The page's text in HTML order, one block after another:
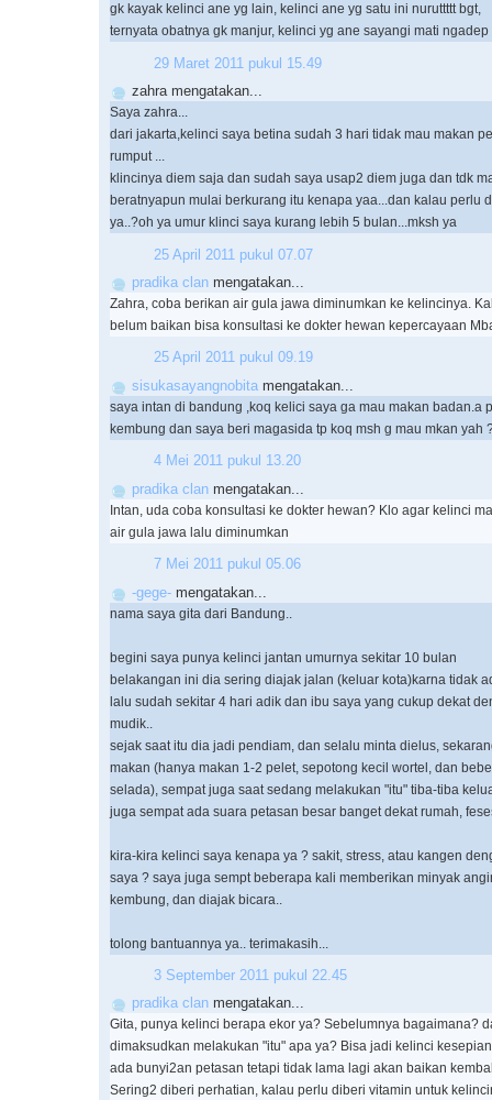
gk kayak kelinci ane yg lain, kelinci ane yg satu ini nuruttttt bgt,
ternyata obatnya gk manjur, kelinci yg ane sayangi mati ngadep
29 Maret 2011 pukul 15.49
zahra mengatakan...
Saya zahra...
dari jakarta,kelinci saya betina sudah 3 hari tidak mau makan
rumput ...
klincinya diem saja dan sudah saya usap2 diem juga dan tdk
beratnyapun mulai berkurang itu kenapa yaa...dan kalau perlu
ya..?oh ya umur klinci saya kurang lebih 5 bulan...mksh ya
25 April 2011 pukul 07.07
pradika clan mengatakan...
Zahra, coba berikan air gula jawa diminumkan ke kelincinya.
belum baikan bisa konsultasi ke dokter hewan kepercayaan
25 April 2011 pukul 09.19
sisukasayangnobita mengatakan...
saya intan di bandung ,koq kelici saya ga mau makan badan.a
kembung dan saya beri magasida tp koq msh g mau mkan yah
4 Mei 2011 pukul 13.20
pradika clan mengatakan...
Intan, uda coba konsultasi ke dokter hewan? Klo agar kelinci
air gula jawa lalu diminumkan
7 Mei 2011 pukul 05.06
-gege- mengatakan...
nama saya gita dari Bandung..
begini saya punya kelinci jantan umurnya sekitar 10 bulan
belakangan ini dia sering diajak jalan (keluar kota)karna tidak
lalu sudah sekitar 4 hari adik dan ibu saya yang cukup dekat
mudik..
sejak saat itu dia jadi pendiam, dan selalu minta dielus,
makan (hanya makan 1-2 pelet, sepotong kecil wortel, dan
selada), sempat juga saat sedang melakukan "itu" tiba-tiba
juga sempat ada suara petasan besar banget dekat rumah,
kira-kira kelinci saya kenapa ya ? sakit, stress, atau kangen
saya ? saya juga sempt beberapa kali memberikan minyak
kembung, dan diajak bicara..
tolong bantuannya ya.. terimakasih...
3 September 2011 pukul 22.45
pradika clan mengatakan...
Gita, punya kelinci berapa ekor ya? Sebelumnya bagaimana?
dimaksudkan melakukan "itu" apa ya? Bisa jadi kelinci
ada bunyi2an petasan tetapi tidak lama lagi akan baikan
Sering2 diberi perhatian, kalau perlu diberi vitamin untuk